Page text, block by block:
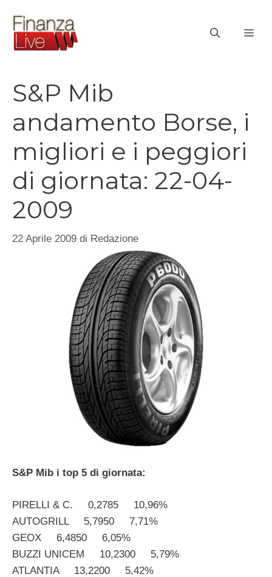
contenuto
S&P Mib
andamento Borse, i
migliori e i peggiori
di giornata: 22-04-
2009
22 Aprile 2009 di Redazione
S&P Mib i top 5 di giornata:
PIRELLI & C. 0,2785 10,96%
AUTOGRILL 5,7950 7,71%
GEOX 6,4850 6,05%
BUZZI UNICEM 10,2300 5,79%
ATLANTIA 13,2200 5,42%